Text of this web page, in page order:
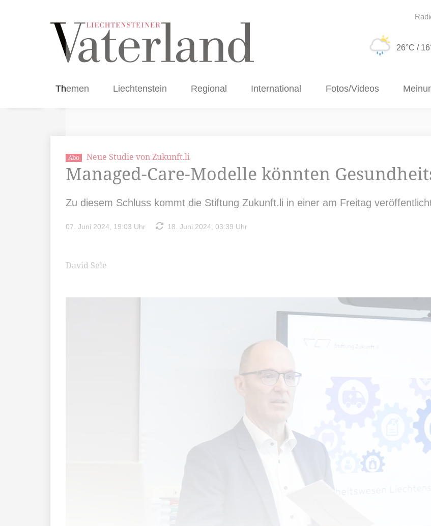
26°C /
Themen Liechtenstein Regional International Fotos/Videos
Abo Neue Studie von Zukunft.li
Managed-Care-Modelle könnten
Zu diesem Schluss kommt die Stiftung Zukunft.li in einer am Freitag
07. Juni 2024, 19:03 Uhr 18. Juni 2024, 03:39 Uhr
David Sele